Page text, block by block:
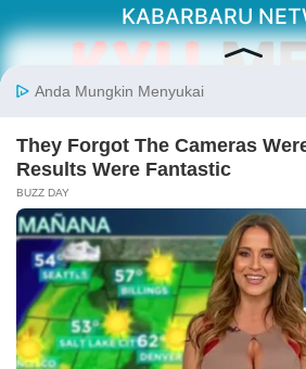
KABARBARU
About Our Kabarbaru.co
Kabarbaru.co
serta terverifikasi dari
Follow Kabarbaru